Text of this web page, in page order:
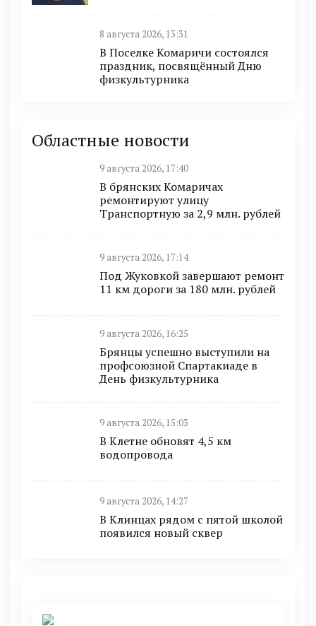
8 августа 2026, 13:31
В Поселке Комаричи состоялся
праздник, посвящённый Дню
физкультурника
Областные новости
9 августа 2026, 17:40
В брянских Комаричах
ремонтируют улицу
Транспортную за 2,9 млн. рублей
9 августа 2026, 17:14
Под Жуковкой завершают ремонт
11 км дороги за 180 млн. рублей
9 августа 2026, 16:25
Брянцы успешно выступили на
профсоюзной Спартакиаде в
День физкультурника
9 августа 2026, 15:03
В Клетне обновят 4,5 км
водопровода
9 августа 2026, 14:27
В Клинцах рядом с пятой школой
появился новый сквер